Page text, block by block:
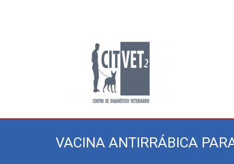
VACINA ANTIRRÁBICA